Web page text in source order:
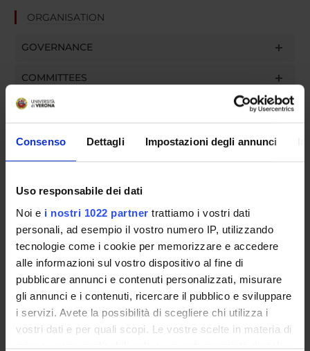
Consenso Dettagli Impostazioni degli annunci
Uso responsabile dei dati
Noi e i nostri 1022 partner trattiamo i vostri dati
personali, ad esempio il vostro numero IP, utilizzando
tecnologie come i cookie per memorizzare e accedere
alle informazioni sul vostro dispositivo al fine di
pubblicare annunci e contenuti personalizzati, misurare
gli annunci e i contenuti, ricercare il pubblico e sviluppare
i servizi. Avete la possibilità di scegliere chi utilizza i
vostri dati e per quali scopi. Le vostre scelte in materia di
privacy sono applicabili solo su questa proprietà digitale
ORGANISATION
GOVERNANCE
COMMITTEES
DEPARTMENT ADMINISTRATION OFFICES
STUDENT ADMINISTRATION OFFICES
CENTRI
LABORATORIES AND RESEARCH CENTRES
Contacts
People